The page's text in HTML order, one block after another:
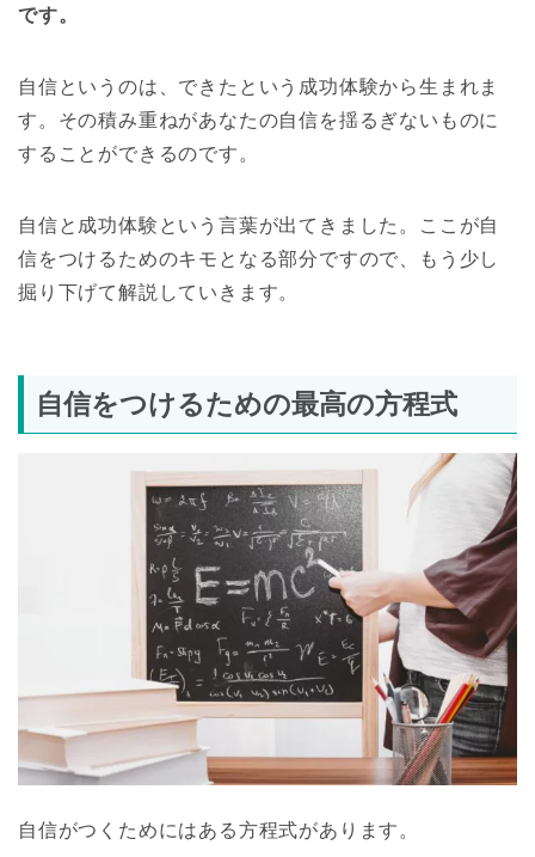
です。
自信というのは、できたという成功体験から生まれま
す。その積み重ねがあなたの自信を揺るぎないものに
することができるのです。
自信と成功体験という言葉が出てきました。ここが自
信をつけるためのキモとなる部分ですので、もう少し
掘り下げて解説していきます。
自信をつけるための最高の方程式
自信がつくためにはある方程式があります。